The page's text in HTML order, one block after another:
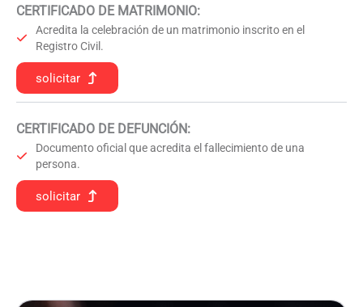
CERTIFICADO DE MATRIMONIO:
Acredita la celebración de un matrimonio inscrito en el
Registro Civil.
solicitar
CERTIFICADO DE DEFUNCIÓN:
Documento oficial que acredita el fallecimiento de una
persona.
solicitar